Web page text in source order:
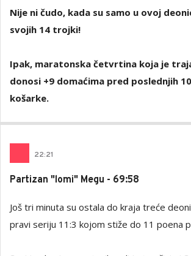
Nije ni čudo, kada su samo u ovoj
svojih 14 trojki!
Ipak, maratonska četvrtina koja je
donosi +9 domaćima pred poslednjih
košarke.
22:21
Partizan "lomi" Megu - 69:58
Još tri minuta su ostala do kraja treće
pravi seriju 11:3 kojom stiže do 11 poena